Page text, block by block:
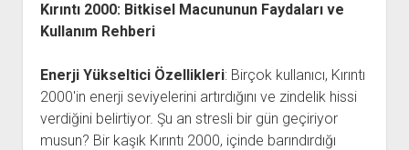
Kırıntı 2000: Bitkisel Macununun Faydaları ve
Kullanım Rehberi
Enerji Yükseltici Özellikleri: Birçok kullanıcı, Kırıntı
2000'in enerji seviyelerini artırdığını ve zindelik hissi
verdiğini belirtiyor. Şu an stresli bir gün geçiriyor
musun? Bir kaşık Kırıntı 2000, içinde barındırdığı